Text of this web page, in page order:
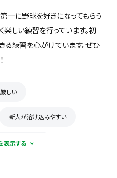
一に野球を好きになってもらう
楽しい練習を行っています。初
練習を心がけています。ぜひ
しい
新人が溶け込みやすい
の距離感が近い